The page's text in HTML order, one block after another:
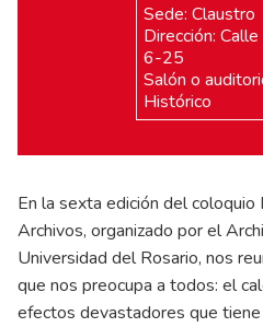
Sede: Claustro
Dirección:
6-25
Salón o
Histórico
En la sexta edición del coloquio
Archivos, organizado por el
Universidad del Rosario, nos
que nos preocupa a todos: el
efectos devastadores que